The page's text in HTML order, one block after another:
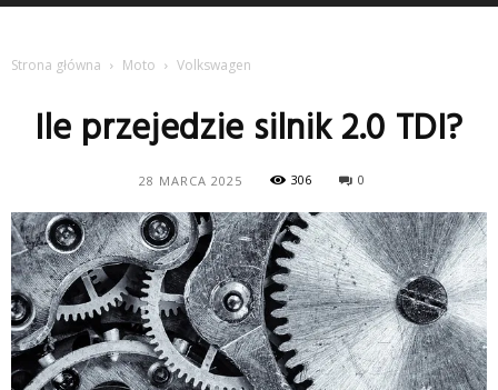
Strona główna Moto Volkswagen
Ile przejedzie silnik 2.0 TDI?
28 MARCA 2025 306 0